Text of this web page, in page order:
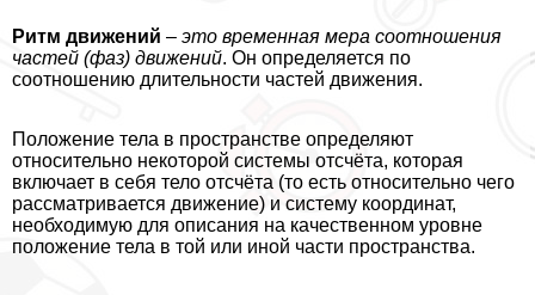
Ритм движений – это временная мера соотношения
частей (фаз) движений. Он определяется по
соотношению длительности частей движения.
Положение тела в прострaнcтве определяют
относительно некоторой системы отсчёта, которая
включает в себя тело отсчёта (то есть относительно чего
рассматривается движение) и систему координат,
необходимую для описания на качественном уровне
положение тела в той или иной части прострaнcтва.